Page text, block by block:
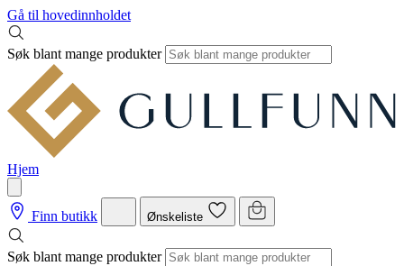
Gå til hovedinnholdet
Søk blant mange produkter
Hjem
Finn butikk Ønskeliste
Søk blant mange produkter